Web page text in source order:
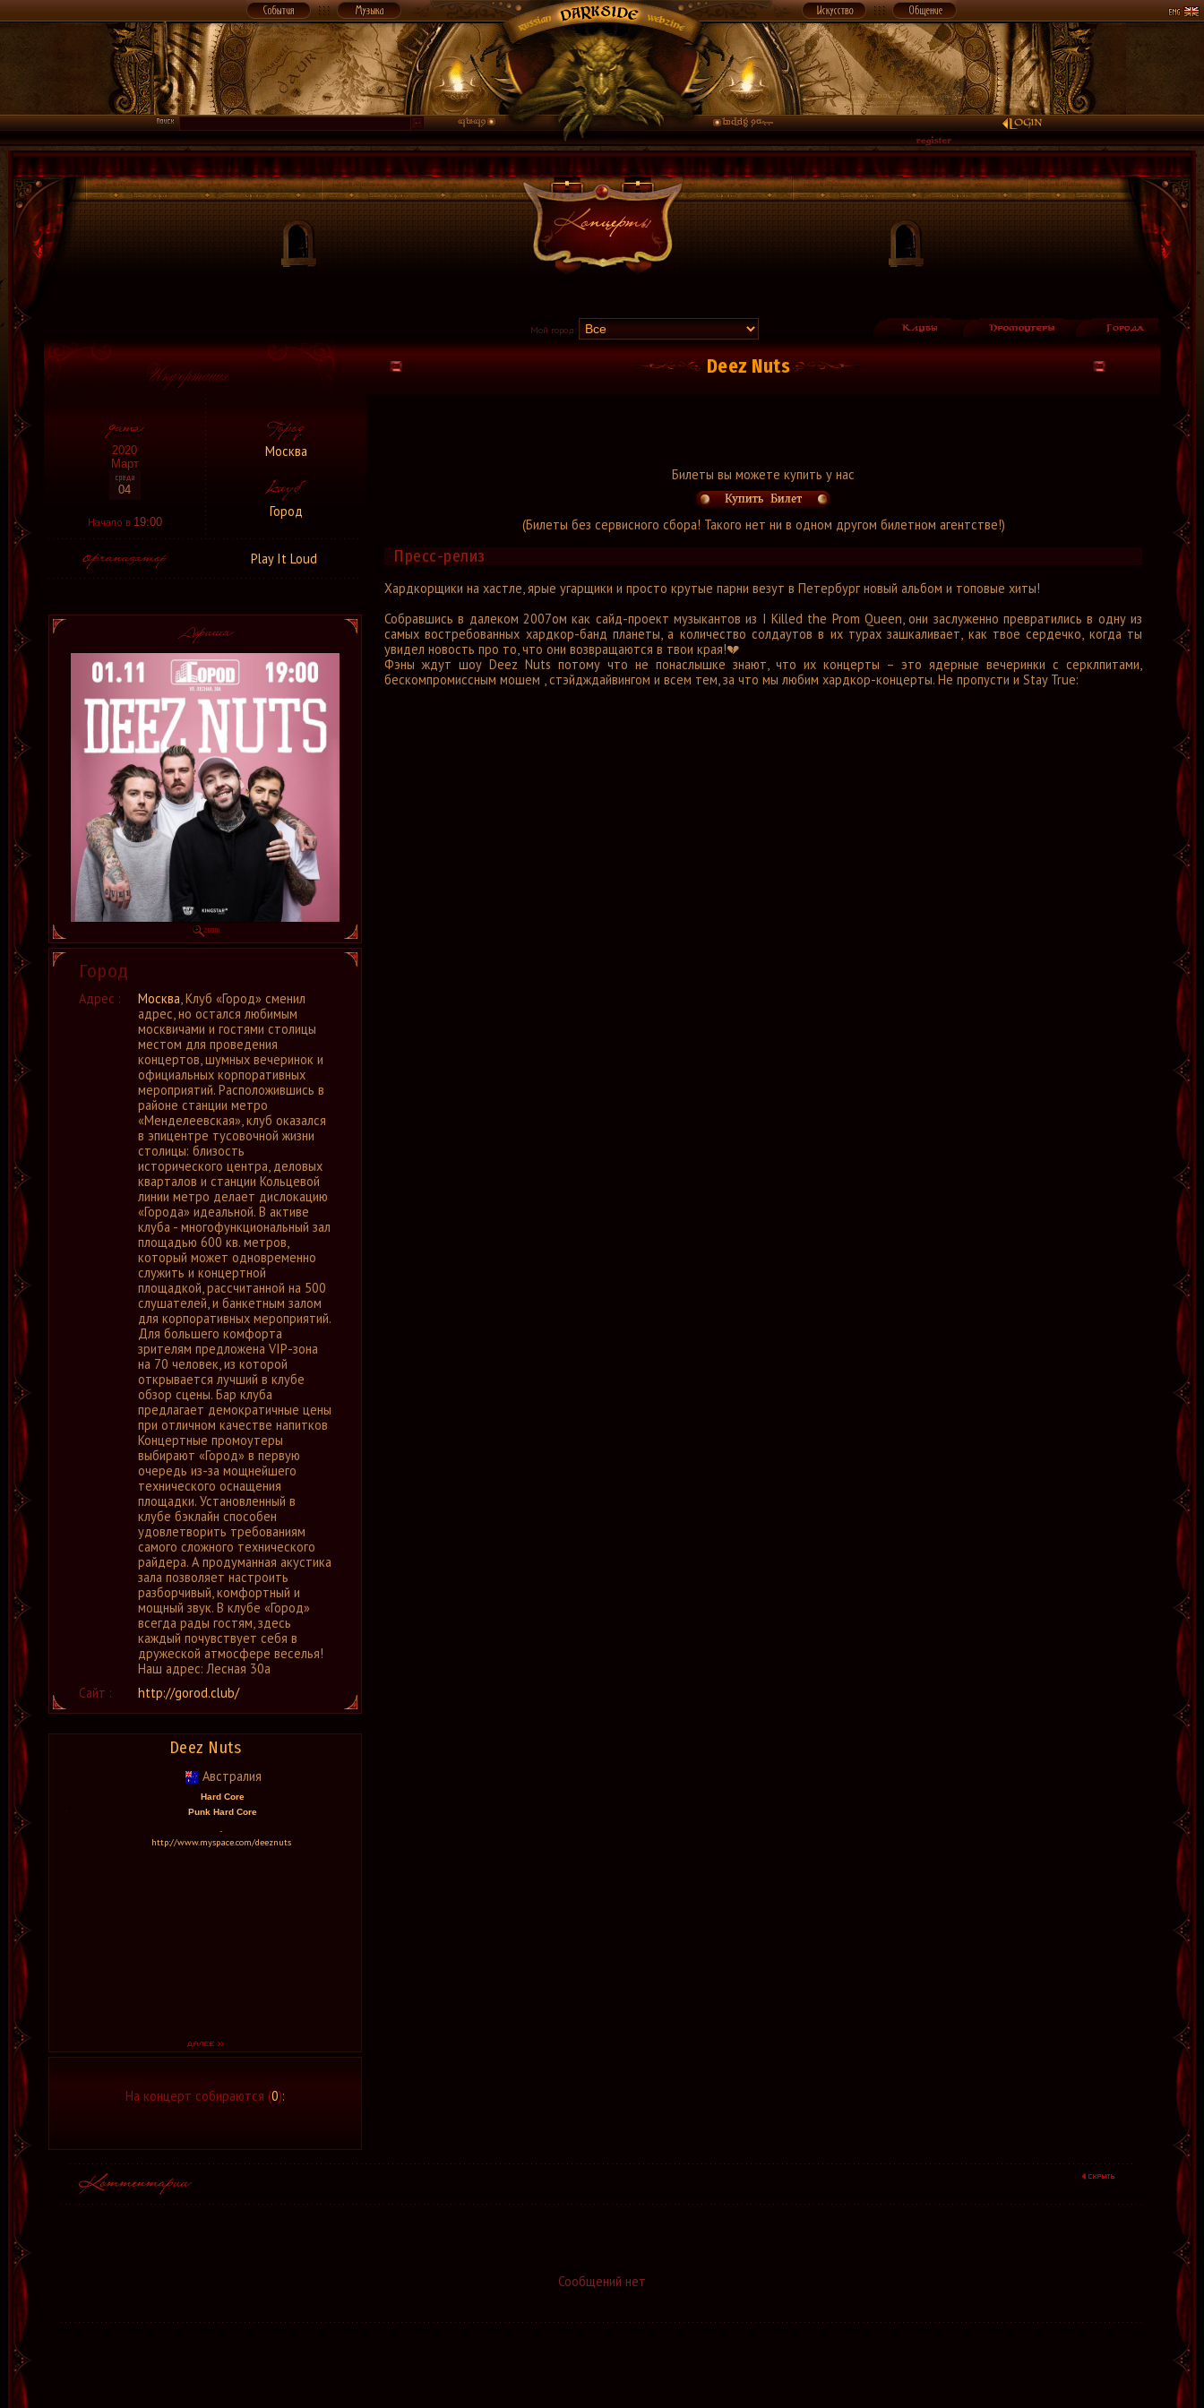
Мой город:
Deez Nuts
2020
Март
04
Начало в 19:00
Москва
Город
Play It Loud
Город
Адрес : Москва, Клуб «Город» сменил
адрес, но остался любимым
москвичами и гостями столицы
местом для проведения
концертов, шумных вечеринок и
официальных корпоративных
мероприятий. Расположившись в
районе станции метро
«Менделеевская», клуб оказался
в эпицентре тусовочной жизни
столицы: близость
исторического центра, деловых
кварталов и станции Кольцевой
линии метро делает дислокацию
«Города» идеальной. В активе
клуба - многофункциональный зал
площадью 600 кв. метров,
который может одновременно
служить и концертной
площадкой, рассчитанной на 500
слушателей, и банкетным залом
для корпоративных мероприятий.
Для большего комфорта
зрителям предложена VIP-зона
на 70 человек, из которой
открывается лучший в клубе
обзор сцены. Бар клуба
предлагает демократичные цены
при отличном качестве напитков
Концертные промоутеры
выбирают «Город» в первую
очередь из-за мощнейшего
технического оснащения
площадки. Установленный в
клубе бэклайн способен
удовлетворить требованиям
самого сложного технического
райдера. А продуманная акустика
зала позволяет настроить
разборчивый, комфортный и
мощный звук. В клубе «Город»
всегда рады гостям, здесь
каждый почувствует себя в
дружеской атмосфере веселья!
Наш адрес: Лесная 30а
Сайт :
http://gorod.club/
Deez Nuts
Австралия
Hard Core
Punk Hard Core
-
http://www.myspace.com/deeznuts
На концерт собираются (0):
Билеты вы можете купить у нас
(Билеты без сервисного сбора! Такого нет ни в одном другом билетном агентстве!)
Пресс-релиз
Хардкорщики на хастле, ярые угарщики и просто крутые парни везут в Петербург новый альбом и топовые хиты!
Собравшись в далеком 2007ом как сайд-проект музыкантов из I Killed the Prom Queen, они заслуженно превратились в одну из
самых востребованных хардкор-банд планеты, а количество солдаутов в их турах зашкаливает, как твое сердечко, когда ты
увидел новость про то, что они возвращаются в твои края!💔
Фэны ждут шоу Deez Nuts потому что не понаслышке знают, что их концерты – это ядерные вечеринки с серклпитами,
бескомпромиссным мошем , стэйдждайвингом и всем тем, за что мы любим хардкор-концерты. Не пропусти и Stay True:
Сообщений нет